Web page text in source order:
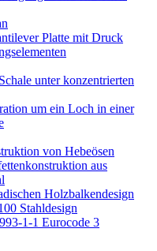
Platte mit Druck
unter konzentrierten
um ein Loch in einer
von Hebeösen
aus
Holzbalkendesign
Stahldesign
1-1 Eurocode 3